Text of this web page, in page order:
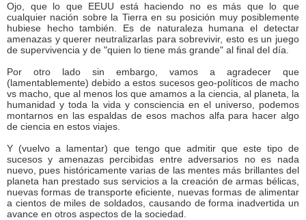
Ojo, que lo que EEUU está haciendo no es más que lo que
cualquier nación sobre la Tierra en su posición muy posiblemente
hubiese hecho también. Es de naturaleza humana el detectar
amenazas y querer neutralizarlas para sobrevivir, esto es un juego
de supervivencia y de "quien lo tiene más grande" al final del día.
Por otro lado sin embargo, vamos a agradecer que
(lamentablemente) debido a estos sucesos geo-políticos de macho
vs macho, que al menos los que amamos a la ciencia, al planeta, la
humanidad y toda la vida y consciencia en el universo, podemos
montarnos en las espaldas de esos machos alfa para hacer algo
de ciencia en estos viajes.
Y (vuelvo a lamentar) que tengo que admitir que este tipo de
sucesos y amenazas percibidas entre adversarios no es nada
nuevo, pues históricamente varias de las mentes más brillantes del
planeta han prestado sus servicios a la creación de armas bélicas,
nuevas formas de transporte eficiente, nuevas formas de alimentar
a cientos de miles de soldados, causando de forma inadvertida un
avance en otros aspectos de la sociedad.